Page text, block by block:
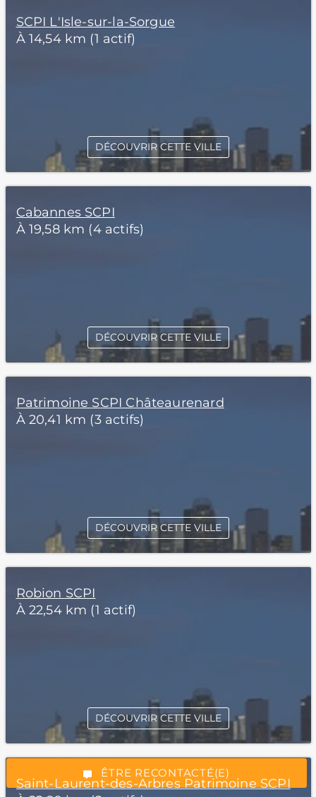
“Excellent”, 165 avis
ÊTRE RECONTACTÉ(E)
SCPI L'Isle-sur-la-Sorgue
À 14,54 km (1 actif)
DÉCOUVRIR CETTE VILLE
Cabannes SCPI
À 19,58 km (4 actifs)
DÉCOUVRIR CETTE VILLE
Patrimoine SCPI Châteaurenard
À 20,41 km (3 actifs)
DÉCOUVRIR CETTE VILLE
Robion SCPI
À 22,54 km (1 actif)
DÉCOUVRIR CETTE VILLE
Saint-Laurent-des-Arbres Patrimoine SCPI